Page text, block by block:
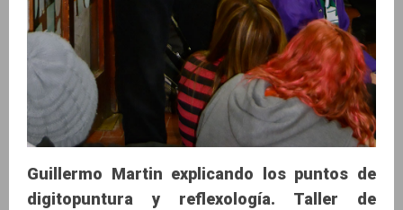
Guillermo Martin explicando los puntos de
digitopuntura y reflexología. Taller de